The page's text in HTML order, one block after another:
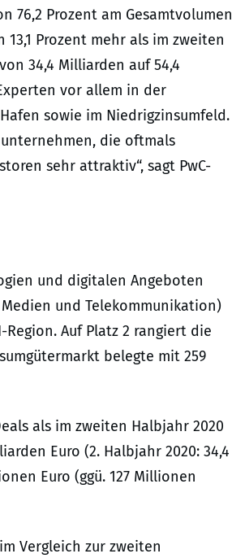
76,2 Prozent am Gesamtvolumen
13,1 Prozent mehr als im zweiten
34,4 Milliarden auf 54,4
vor allem in der
sowie im Niedrigzinsumfeld.
die oftmals
sehr attraktiv“, sagt PwC-
und digitalen Angeboten
und Telekommunikation)
Auf Platz 2 rangiert die
belegte mit 259
als im zweiten Halbjahr 2020
Euro (2. Halbjahr 2020: 34,4
Euro (ggü. 127 Millionen
Vergleich zur zweiten